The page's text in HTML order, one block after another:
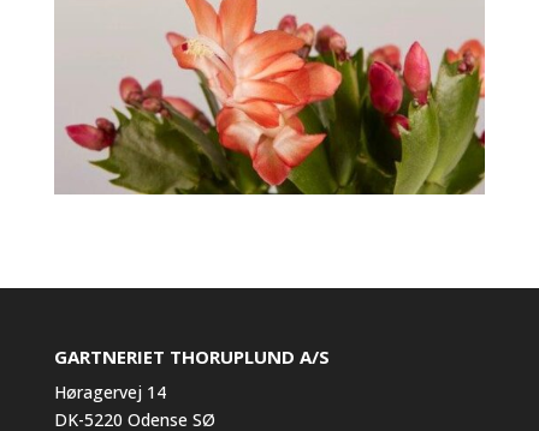
GARTNERIET THORUPLUND A/S
Høragervej 14
DK-5220 Odense SØ